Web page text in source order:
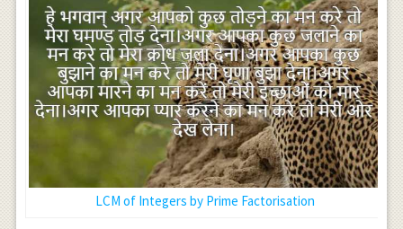
LCM of Integers by Prime Factorisation